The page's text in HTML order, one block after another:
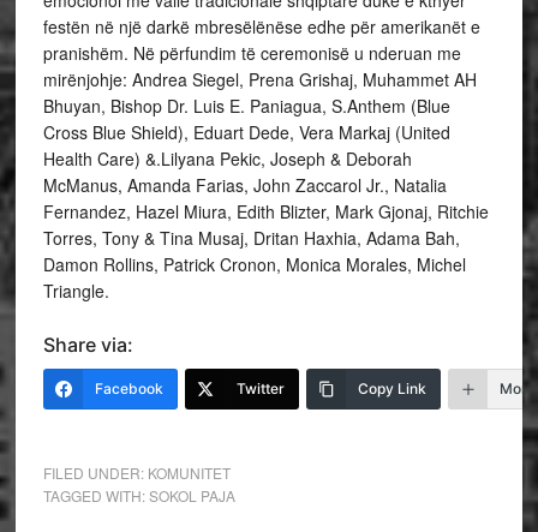
festën në një darkë mbresëlënëse edhe për amerikanët e
pranishëm. Në përfundim të ceremonisë u nderuan me
mirënjohje: Andrea Siegel, Prena Grishaj, Muhammet AH
Bhuyan, Bishop Dr. Luis E. Paniagua, S.Anthem (Blue
Cross Blue Shield), Eduart Dede, Vera Markaj (United
Health Care) &.Lilyana Pekic, Joseph & Deborah
McManus, Amanda Farias, John Zaccarol Jr., Natalia
Fernandez, Hazel Miura, Edith Blizter, Mark Gjonaj, Ritchie
Torres, Tony & Tina Musaj, Dritan Haxhia, Adama Bah,
Damon Rollins, Patrick Cronon, Monica Morales, Michel
Triangle.
Share via:
Facebook Twitter Copy Link More
FILED UNDER: KOMUNITET
TAGGED WITH:SOKOL PAJA